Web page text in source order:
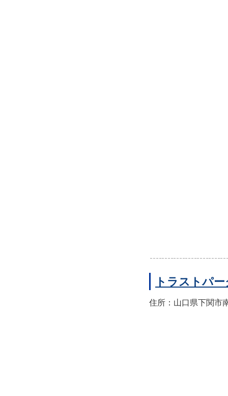
トラストパ
住所：山口県下関市